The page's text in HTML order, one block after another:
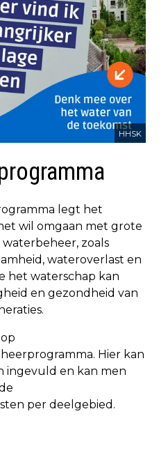
HHSK
legt het
wil omgaan met grote
zoals
wateroverlast en
het waterschap kan
en gezondheid van
Hier kan
ingevuld en kan men
per deelgebied.